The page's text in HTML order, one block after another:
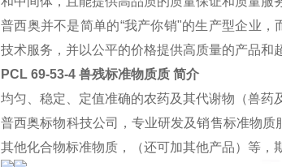
普西奥并不是简单的“我产你销"的生产型企业
技术服务，并以公平的价格提供高质量的产品和
PCL 69-53-4 兽残标准物质质简介
均匀、稳定、定值准确的农药及其代谢物（兽药
普西奥标物科技公司，专业研发及销售标准物
其他化合物标准物质，（还可加其他产品）等，